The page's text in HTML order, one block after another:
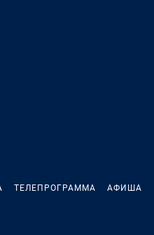
ТЕЛЕПРОГРАММА АФИША